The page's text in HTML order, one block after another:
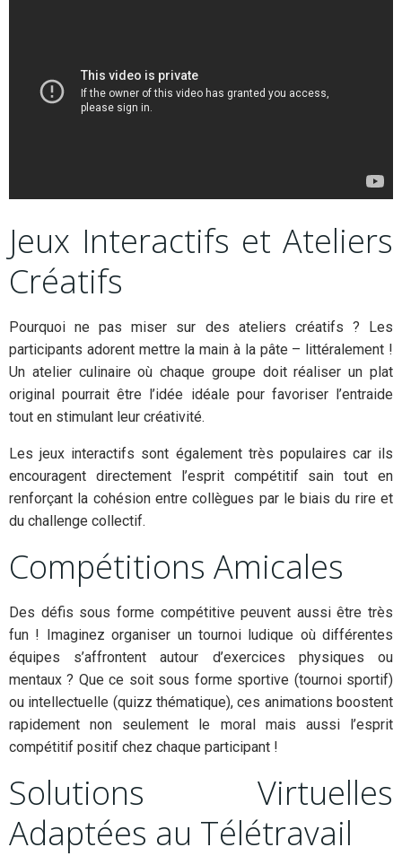
Jeux Interactifs et Ateliers
Créatifs
Pourquoi ne pas miser sur des ateliers créatifs ? Les
participants adorent mettre la main à la pâte – littéralement !
Un atelier culinaire où chaque groupe doit réaliser un plat
original pourrait être l’idée idéale pour favoriser l’entraide
tout en stimulant leur créativité.
Les jeux interactifs sont également très populaires car ils
encouragent directement l’esprit compétitif sain tout en
renforçant la cohésion entre collègues par le biais du rire et
du challenge collectif.
Compétitions Amicales
Des défis sous forme compétitive peuvent aussi être très
fun ! Imaginez organiser un tournoi ludique où différentes
équipes s’affrontent autour d’exercices physiques ou
mentaux ? Que ce soit sous forme sportive (tournoi sportif)
ou intellectuelle (quizz thématique), ces animations boostent
rapidement non seulement le moral mais aussi l’esprit
compétitif positif chez chaque participant !
Solutions Virtuelles
Adaptées au Télétravail